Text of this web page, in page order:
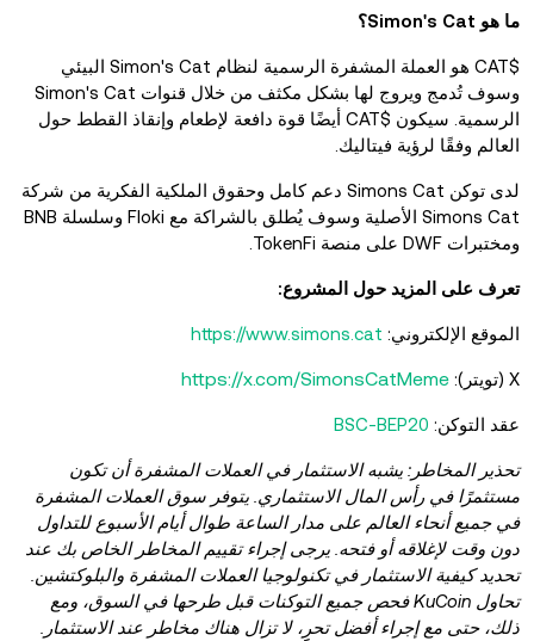
ما هو Simon's Cat؟
$CAT هو العملة المشفرة الرسمية لنظام Simon's Cat البيئي
وسوف تُدمج ويروج لها بشكل مكثف من خلال قنوات Simon's Cat
الرسمية. سيكون $CAT أيضًا قوة دافعة لإطعام وإنقاذ القطط حول
العالم وفقًا لرؤية فيتاليك.
لدى توكن Simons Cat دعم كامل وحقوق الملكية الفكرية من شركة
Simons Cat الأصلية وسوف يُطلق بالشراكة مع Floki وسلسلة BNB
ومختبرات DWF على منصة TokenFi.
تعرف على المزيد حول المشروع:
الموقع الإلكتروني: https://www.simons.cat
X (تويتر): https://x.com/SimonsCatMeme
عقد التوكن: BSC-BEP20
تحذير المخاطر: يشبه الاستثمار في العملات المشفرة أن تكون
مستثمرًا في رأس المال الاستثماري. يتوفر سوق العملات المشفرة
في جميع أنحاء العالم على مدار الساعة طوال أيام الأسبوع للتداول
دون وقت لإغلاقه أو فتحه. يرجى إجراء تقييم المخاطر الخاص بك عند
تحديد كيفية الاستثمار في تكنولوجيا العملات المشفرة والبلوكتشين.
تحاول KuCoin فحص جميع التوكنات قبل طرحها في السوق، ومع
ذلك، حتى مع إجراء أفضل تحرِِ، لا تزال هناك مخاطر عند الاستثمار.